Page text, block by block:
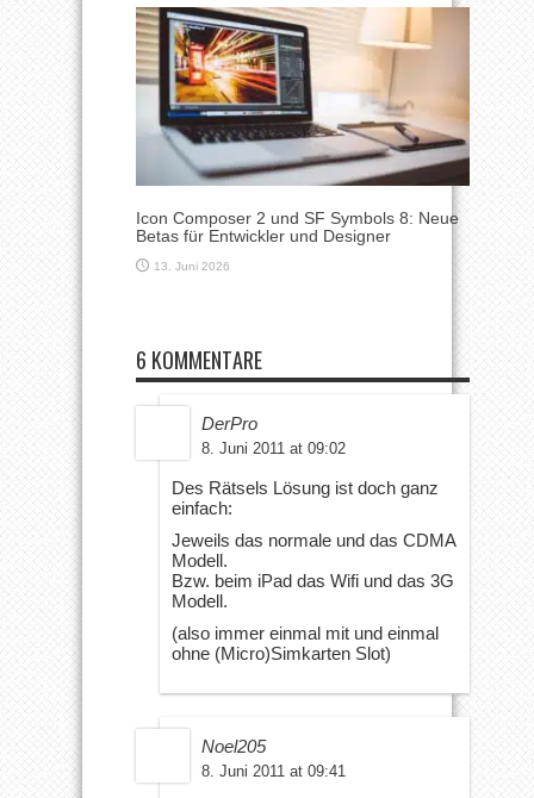
Icon Composer 2 und SF Symbols 8: Neue
Betas für Entwickler und Designer
13. Juni 2026
6 KOMMENTARE
DerPro
8. Juni 2011 at 09:02
Des Rätsels Lösung ist doch ganz
einfach:
Jeweils das normale und das CDMA
Modell.
Bzw. beim iPad das Wifi und das 3G
Modell.
(also immer einmal mit und einmal
ohne (Micro)Simkarten Slot)
Noel205
8. Juni 2011 at 09:41